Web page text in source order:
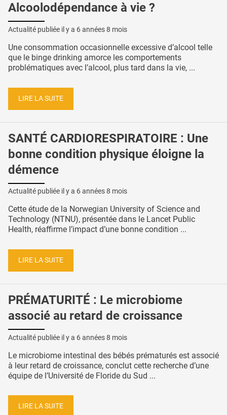
Alcoolodépendance à vie ?
Actualité publiée il y a 6 années 8 mois
Une consommation occasionnelle excessive d’alcool telle
que le binge drinking amorce les comportements
problématiques avec l’alcool, plus tard dans la vie, ...
LIRE LA SUITE
SANTÉ CARDIORESPIRATOIRE : Une
bonne condition physique éloigne la
démence
Actualité publiée il y a 6 années 8 mois
Cette étude de la Norwegian University of Science and
Technology (NTNU), présentée dans le Lancet Public
Health, réaffirme l’impact d’une bonne condition ...
LIRE LA SUITE
PRÉMATURITÉ : Le microbiome
associé au retard de croissance
Actualité publiée il y a 6 années 8 mois
Le microbiome intestinal des bébés prématurés est associé
à leur retard de croissance, conclut cette recherche d’une
équipe de l’Université de Floride du Sud ...
LIRE LA SUITE